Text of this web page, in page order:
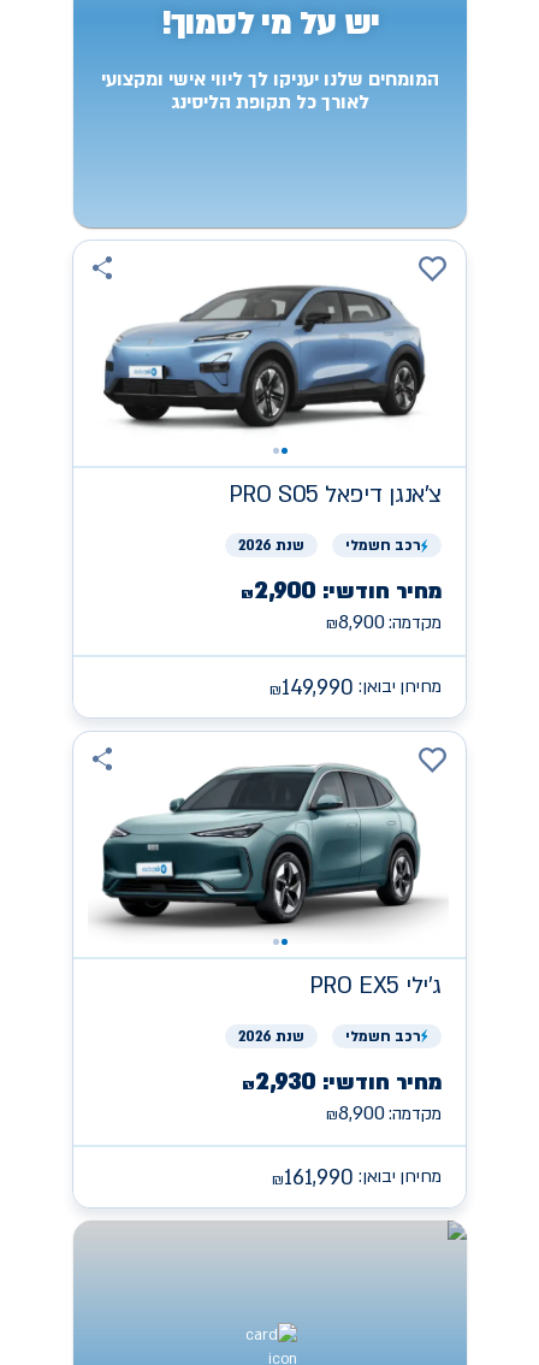
יש על מי לסמוך!
המומחים שלנו יעניקו לך ליווי אישי ומקצועי
לאורך כל תקופת הליסינג
צ'אנגן PRO S05 דיפאל
רכב חשמלי שנת 2026
מחיר חודשי: ₪2,900
מקדמה: ₪8,900
מחירון יבואן: ₪149,990
ג'ילי PRO EX5
רכב חשמלי שנת 2026
מחיר חודשי: ₪2,930
מקדמה: ₪8,900
מחירון יבואן: ₪161,990